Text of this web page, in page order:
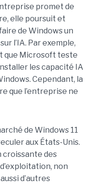
promet de
elle poursuit et
de Windows un
l’IA. Par exemple,
que Microsoft teste
les capacité IA
Cependant, la
que l’entreprise ne
de Windows 11
aux États-Unis.
croissante des
non
d’autres